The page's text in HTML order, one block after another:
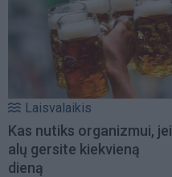
Laisvalaikis
Kas nutiks organizmui, jei
alų gersite kiekvieną
dieną